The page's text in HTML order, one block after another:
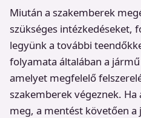
Miután a szakemberek
szükséges intézkedéseket,
legyünk a további
folyamata általában a
amelyet megfelelő
szakemberek végeznek.
meg, a mentést követően